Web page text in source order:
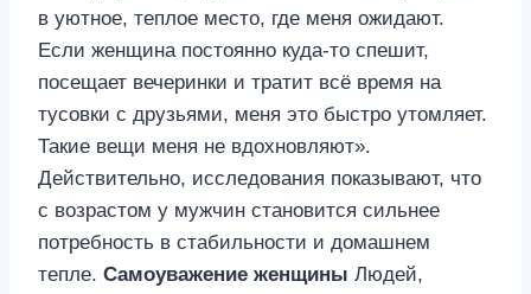
в уютное, теплое место, где меня ожидают.
Если женщина постоянно куда-то спешит,
посещает вечеринки и тратит всё время на
тусовки с друзьями, меня это быстро утомляет.
Такие вещи меня не вдохновляют».
Действительно, исследования показывают, что
с возрастом у мужчин становится сильнее
потребность в стабильности и домашнем
тепле. Самоуважение женщины Людей,